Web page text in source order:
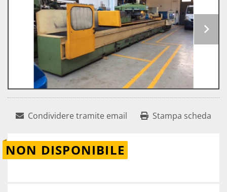
Condividere tramite email Stampa scheda
NON DISPONIBILE